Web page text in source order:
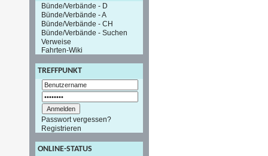
Bünde/Verbände - D
Bünde/Verbände - A
Bünde/Verbände - CH
Bünde/Verbände - Suchen
Verweise
Fahrten-Wiki
TREFFPUNKT
Passwort vergessen?
Registrieren
ONLINE-STATUS